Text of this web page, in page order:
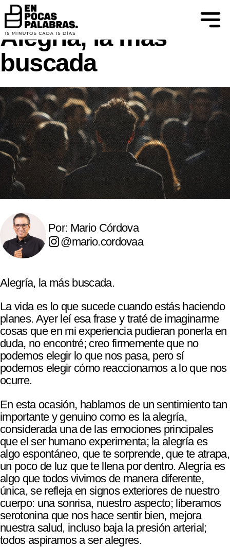
DIFIERO… AL CONOCIMIENTO SE LLEGA
MEDIANTE EL CUESTIONAMIENTO
Alegría, la más
buscada
Por: Mario Córdova
@mario.cordovaa
Alegría, la más buscada.
La vida es lo que sucede cuando estás haciendo
planes. Ayer leí esa frase y traté de imaginarme
cosas que en mi experiencia pudieran ponerla en
duda, no encontré; creo firmemente que no
podemos elegir lo que nos pasa, pero sí
podemos elegir cómo reaccionamos a lo que nos
ocurre.
En esta ocasión, hablamos de un sentimiento tan
importante y genuino como es la alegría,
considerada una de las emociones principales
que el ser humano experimenta; la alegría es
algo espontáneo, que te sorprende, que te atrapa,
un poco de luz que te llena por dentro. Alegría es
algo que todos vivimos de manera diferente,
única, se refleja en signos exteriores de nuestro
cuerpo: una sonrisa, nuestro aspecto; liberamos
serotonina que nos hace sentir bien, mejora
nuestra salud, incluso baja la presión arterial;
todos aspiramos a ser alegres.